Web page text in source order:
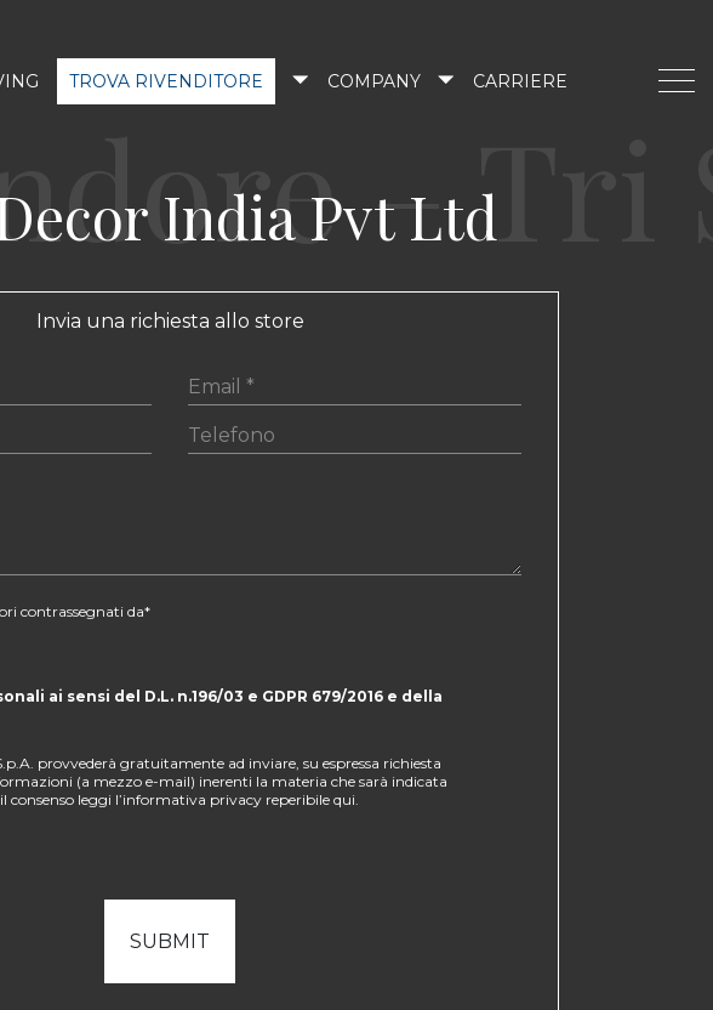
TROVA RIVENDITORE COMPANY CARRIERE
India Pvt Ltd
Invia una richiesta allo store
contrassegnati da*
ai sensi del D.L. n.196/03 e GDPR 679/2016 e della
provvederà gratuitamente ad inviare, su espressa richiesta
(a mezzo e-mail) inerenti la materia che sarà indicata
consenso leggi l’informativa privacy reperibile qui.